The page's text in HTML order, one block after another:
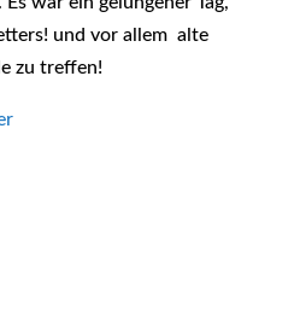
und vor allem alte
zu treffen!